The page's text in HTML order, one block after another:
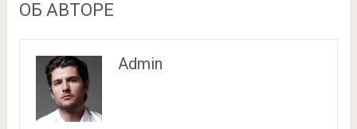
ОБ АВТОРЕ
Admin